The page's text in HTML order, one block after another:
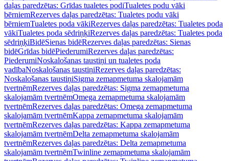
daļas paredzētas: Grīdas tualetes podiTualetes podu vāki
bērniemRezerves daļas paredzētas: Tualetes podu vāki
bērniemTualetes poda vākiRezerves daļas paredzētas: Tualetes poda
vākiTualetes poda sēdriņķiRezerves daļas paredzētas: Tualetes poda
sēdriņķiBidēSienas bidēRezerves daļas paredzētas: Sienas
bidēGrīdas bidēPiederumiRezerves daļas paredzētas:
PiederumiNoskalošanas taustiņi un tualetes poda
vadībaNoskalošanas taustiņiRezerves daļas paredzētas:
Noskalošanas taustiņiSigma zemapmetuma skalojamām
tvertnēmRezerves daļas paredzētas: Sigma zemapmetuma
skalojamām tvertnēmOmega zemapmetuma skalojamām
tvertnēmRezerves daļas paredzētas: Omega zemapmetuma
skalojamām tvertnēmKappa zemapmetuma skalojamām
tvertnēmRezerves daļas paredzētas: Kappa zemapmetuma
skalojamām tvertnēmDelta zemapmetuma skalojamām
tvertnēmRezerves daļas paredzētas: Delta zemapmetuma
skalojamām tvertnēmTwinline zemapmetuma skalojamām